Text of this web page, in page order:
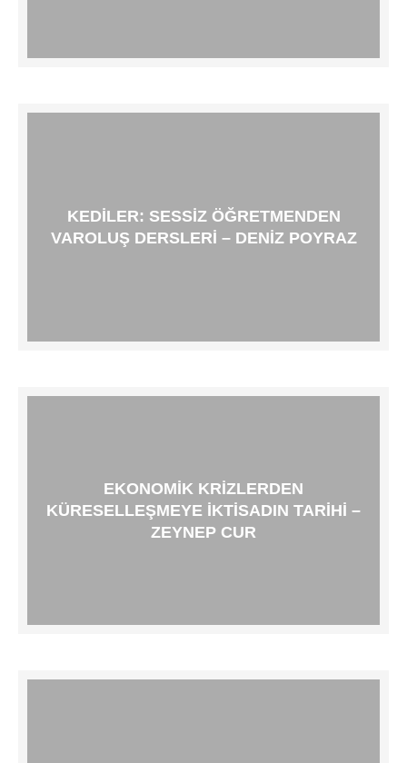
KEDILER: SESSIZ ÖĞRETMENDEN
VAROLUŞ DERSLERI – DENIZ POYRAZ
EKONOMIK KRIZLERDEN
KÜRESELLEŞMEYE IKTISADIN TARIHI –
ZEYNEP CUR